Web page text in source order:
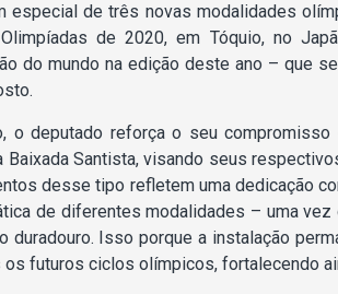
especial de três novas modalidades
de 2020, em Tóquio, no
do mundo na edição deste ano – que
o deputado reforça o seu
Baixada Santista, visando seus
desse tipo refletem uma dedicação
de diferentes modalidades – uma vez
duradouro. Isso porque a instalação
futuros ciclos olímpicos, fortalecendo